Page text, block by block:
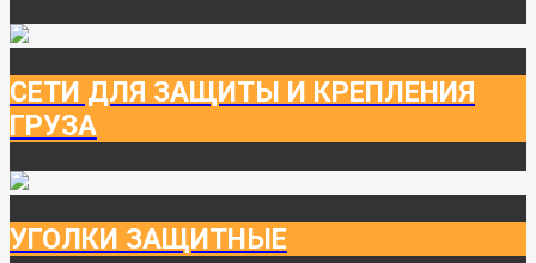
СЕТИ ДЛЯ ЗАЩИТЫ И КРЕПЛЕНИЯ
ГРУЗА
УГОЛКИ ЗАЩИТНЫЕ